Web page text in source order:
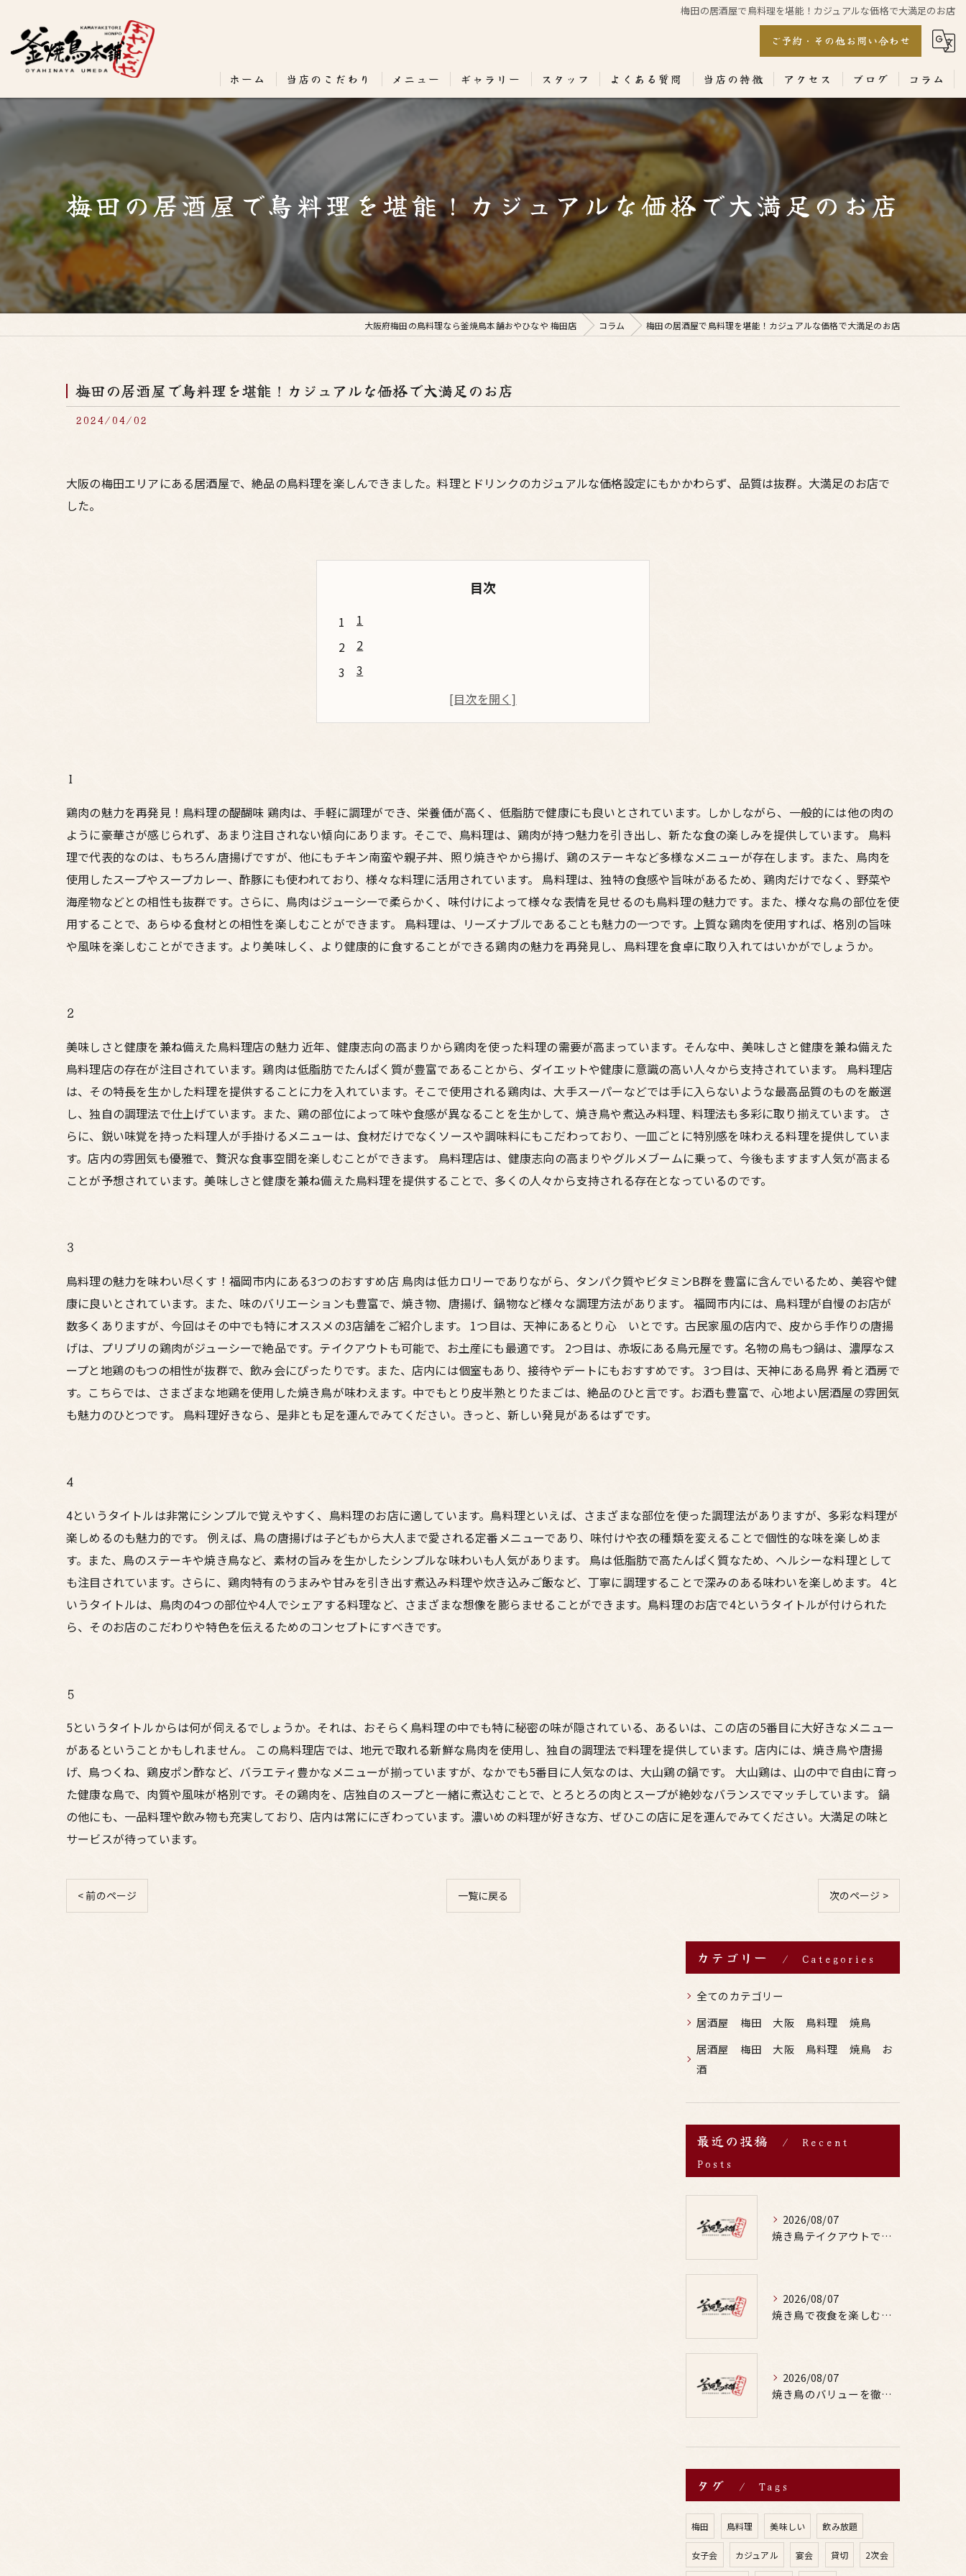
梅田の居酒屋で鳥料理を堪能！カジュアルな価格で大満足のお店
ご予約・その他お問い合わせ
ホーム 当店のこだわり メニュー ギャラリー スタッフ よくある質問 当店の特徴
居酒屋
専門店
ランチ
テイクアウト
コース
アクセス ブログ コラム
梅田の居酒屋で鳥料理を堪能！カジュアルな価格で大満足のお店
大阪府梅田の鳥料理なら釜焼鳥本舗おやひなや 梅田店 コラム 梅田の居酒屋で鳥料理を堪能！カジュアルな価格で大満足のお店
梅田の居酒屋で鳥料理を堪能！カジュアルな価格で大満足のお店
2024/04/02
大阪の梅田エリアにある居酒屋で、絶品の鳥料理を楽しんできました。料理とドリンクのカジュアルな価格設定にもかかわらず、品質は抜群。大満足のお店で
した。
目次
1
2
3
5
1
鶏肉の魅力を再発見！鳥料理の醍醐味 鶏肉は、手軽に調理ができ、栄養価が高く、低脂肪で健康にも良いとされています。しかしながら、一般的には他の肉の
ように豪華さが感じられず、あまり注目されない傾向にあります。そこで、鳥料理は、鶏肉が持つ魅力を引き出し、新たな食の楽しみを提供しています。 鳥料
理で代表的なのは、もちろん唐揚げですが、他にもチキン南蛮や親子丼、照り焼きやから揚げ、鶏のステーキなど多様なメニューが存在します。また、鳥肉を
使用したスープやスープカレー、酢豚にも使われており、様々な料理に活用されています。 鳥料理は、独特の食感や旨味があるため、鶏肉だけでなく、野菜や
海産物などとの相性も抜群です。さらに、鳥肉はジューシーで柔らかく、味付けによって様々な表情を見せるのも鳥料理の魅力です。また、様々な鳥の部位を使
用することで、あらゆる食材との相性を楽しむことができます。 鳥料理は、リーズナブルであることも魅力の一つです。上質な鶏肉を使用すれば、格別の旨味
や風味を楽しむことができます。より美味しく、より健康的に食することができる鶏肉の魅力を再発見し、鳥料理を食卓に取り入れてはいかがでしょうか。
2
美味しさと健康を兼ね備えた鳥料理店の魅力 近年、健康志向の高まりから鶏肉を使った料理の需要が高まっています。そんな中、美味しさと健康を兼ね備えた
鳥料理店の存在が注目されています。鶏肉は低脂肪でたんぱく質が豊富であることから、ダイエットや健康に意識の高い人々から支持されています。 鳥料理店
は、その特長を生かした料理を提供することに力を入れています。そこで使用される鶏肉は、大手スーパーなどでは手に入らないような最高品質のものを厳選
し、独自の調理法で仕上げています。また、鶏の部位によって味や食感が異なることを生かして、焼き鳥や煮込み料理、料理法も多彩に取り揃えています。 さ
らに、鋭い味覚を持った料理人が手掛けるメニューは、食材だけでなくソースや調味料にもこだわっており、一皿ごとに特別感を味わえる料理を提供していま
す。店内の雰囲気も優雅で、贅沢な食事空間を楽しむことができます。 鳥料理店は、健康志向の高まりやグルメブームに乗って、今後もますます人気が高まる
ことが予想されています。美味しさと健康を兼ね備えた鳥料理を提供することで、多くの人々から支持される存在となっているのです。
3
鳥料理の魅力を味わい尽くす！福岡市内にある3つのおすすめ店 鳥肉は低カロリーでありながら、タンパク質やビタミンB群を豊富に含んでいるため、美容や健
康に良いとされています。また、味のバリエーションも豊富で、焼き物、唐揚げ、鍋物など様々な調理方法があります。 福岡市内には、鳥料理が自慢のお店が
数多くありますが、今回はその中でも特にオススメの3店舗をご紹介します。 1つ目は、天神にあるとり心 いとです。古民家風の店内で、皮から手作りの唐揚
げは、プリプリの鶏肉がジューシーで絶品です。テイクアウトも可能で、お土産にも最適です。 2つ目は、赤坂にある鳥元屋です。名物の鳥もつ鍋は、濃厚なス
ープと地鶏のもつの相性が抜群で、飲み会にぴったりです。また、店内には個室もあり、接待やデートにもおすすめです。 3つ目は、天神にある鳥界 肴と酒房で
す。こちらでは、さまざまな地鶏を使用した焼き鳥が味わえます。中でもとり皮半熟とりたまごは、絶品のひと言です。お酒も豊富で、心地よい居酒屋の雰囲気
も魅力のひとつです。 鳥料理好きなら、是非とも足を運んでみてください。きっと、新しい発見があるはずです。
4
4というタイトルは非常にシンプルで覚えやすく、鳥料理のお店に適しています。鳥料理といえば、さまざまな部位を使った調理法がありますが、多彩な料理が
楽しめるのも魅力的です。 例えば、鳥の唐揚げは子どもから大人まで愛される定番メニューであり、味付けや衣の種類を変えることで個性的な味を楽しめま
す。また、鳥のステーキや焼き鳥など、素材の旨みを生かしたシンプルな味わいも人気があります。 鳥は低脂肪で高たんぱく質なため、ヘルシーな料理として
も注目されています。さらに、鶏肉特有のうまみや甘みを引き出す煮込み料理や炊き込みご飯など、丁寧に調理することで深みのある味わいを楽しめます。 4と
いうタイトルは、鳥肉の4つの部位や4人でシェアする料理など、さまざまな想像を膨らませることができます。鳥料理のお店で4というタイトルが付けられた
ら、そのお店のこだわりや特色を伝えるためのコンセプトにすべきです。
5
5というタイトルからは何が伺えるでしょうか。それは、おそらく鳥料理の中でも特に秘密の味が隠されている、あるいは、この店の5番目に大好きなメニュー
があるということかもしれません。 この鳥料理店では、地元で取れる新鮮な鳥肉を使用し、独自の調理法で料理を提供しています。店内には、焼き鳥や唐揚
げ、鳥つくね、鶏皮ポン酢など、バラエティ豊かなメニューが揃っていますが、なかでも5番目に人気なのは、大山鶏の鍋です。 大山鶏は、山の中で自由に育っ
た健康な鳥で、肉質や風味が格別です。その鶏肉を、店独自のスープと一緒に煮込むことで、とろとろの肉とスープが絶妙なバランスでマッチしています。 鍋
の他にも、一品料理や飲み物も充実しており、店内は常ににぎわっています。濃いめの料理が好きな方、ぜひこの店に足を運んでみてください。大満足の味と
サービスが待っています。
< 前のページ 一覧に戻る 次のページ >
カテゴリー Categories
全てのカテゴリー
居酒屋 梅田 大阪 鳥料理 焼鳥
居酒屋 梅田 大阪 鳥料理 焼鳥 お
酒
最近の投稿
Recent
Posts
2026/08/07
焼き鳥テイクアウトで居酒屋気分を自宅で満喫するための賢い注文術と本数の目安
2026/08/07
焼き鳥で夜食を楽しむ適量や部位の選び方と罪悪感なしの満足テクを徹底解説
2026/08/07
焼き鳥のバリューを徹底比較した居酒屋やお酒と楽しむ鳥料理選び方ガイド
タグ Tags
梅田 鳥料理 美味しい 飲み放題
女子会 カジュアル 宴会 貸切 2次会